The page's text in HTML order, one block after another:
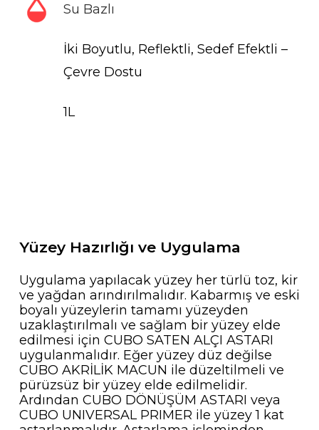
Su Bazlı
İki Boyutlu, Reflektli, Sedef Efektli –
Çevre Dostu
1L
Yüzey Hazırlığı ve Uygulama
Uygulama yapılacak yüzey her türlü toz, kir
ve yağdan arındırılmalıdır. Kabarmış ve eski
boyalı yüzeylerin tamamı yüzeyden
uzaklaştırılmalı ve sağlam bir yüzey elde
edilmesi için CUBO SATEN ALÇI ASTARI
uygulanmalıdır. Eğer yüzey düz değilse
CUBO AKRİLİK MACUN ile düzeltilmeli ve
pürüzsüz bir yüzey elde edilmelidir.
Ardından CUBO DÖNÜŞÜM ASTARI veya
CUBO UNIVERSAL PRIMER ile yüzey 1 kat